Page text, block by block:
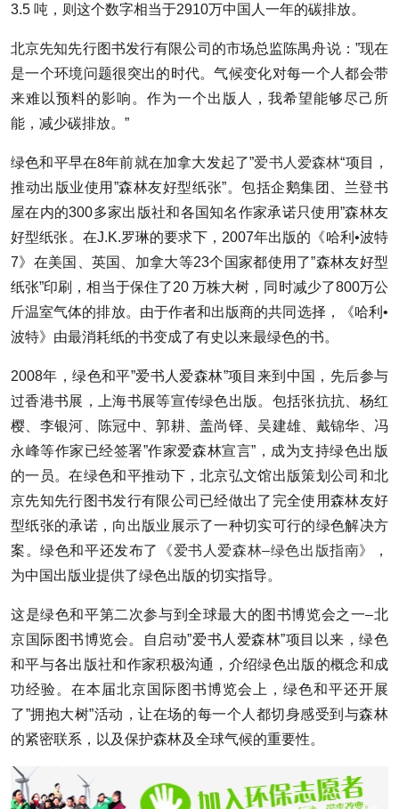
3.5 吨，则这个数字相当于2910万中国人一年的碳排放。
北京先知先行图书发行有限公司的市场总监陈禺舟说：”现在
是一个环境问题很突出的时代。气候变化对每一个人都会带
来难以预料的影响。作为一个出版人，我希望能够尽己所
能，减少碳排放。”
绿色和平早在8年前就在加拿大发起了”爱书人爱森林“项目，
推动出版业使用”森林友好型纸张”。包括企鹅集团、兰登书
屋在内的300多家出版社和各国知名作家承诺只使用”森林友
好型纸张。在J.K.罗琳的要求下，2007年出版的《哈利•波特
7》在美国、英国、加拿大等23个国家都使用了”森林友好型
纸张”印刷，相当于保住了20 万株大树，同时减少了800万公
斤温室气体的排放。由于作者和出版商的共同选择，《哈利•
波特》由最消耗纸的书变成了有史以来最绿色的书。
2008年，绿色和平”爱书人爱森林”项目来到中国，先后参与
过香港书展，上海书展等宣传绿色出版。包括张抗抗、杨红
樱、李银河、陈冠中、郭耕、盖尚铎、吴建雄、戴锦华、冯
永峰等作家已经签署”作家爱森林宣言”，成为支持绿色出版
的一员。在绿色和平推动下，北京弘文馆出版策划公司和北
京先知先行图书发行有限公司已经做出了完全使用森林友好
型纸张的承诺，向出版业展示了一种切实可行的绿色解决方
案。绿色和平还发布了
《爱书人爱森林–绿色出版指南》
，
为中国出版业提供了绿色出版的切实指导。
这是绿色和平第二次参与到全球最大的图书博览会之一–北
京国际图书博览会。自启动”爱书人爱森林”项目以来，绿色
和平与各出版社和作家积极沟通，介绍绿色出版的概念和成
功经验。在本届北京国际图书博览会上，绿色和平还开展
了”拥抱大树”活动，让在场的每一个人都切身感受到与森林
的紧密联系，以及保护森林及全球气候的重要性。